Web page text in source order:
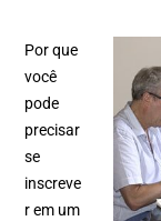
Por que
você
pode
precisar
se
inscreve
r em um